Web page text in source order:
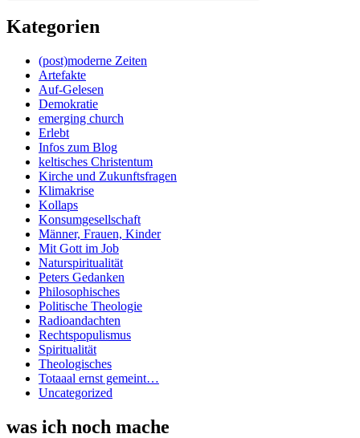
Kategorien
(post)moderne Zeiten
Artefakte
Auf-Gelesen
Demokratie
emerging church
Erlebt
Infos zum Blog
keltisches Christentum
Kirche und Zukunftsfragen
Klimakrise
Kollaps
Konsumgesellschaft
Männer, Frauen, Kinder
Mit Gott im Job
Naturspiritualität
Peters Gedanken
Philosophisches
Politische Theologie
Radioandachten
Rechtspopulismus
Spiritualität
Theologisches
Totaaal ernst gemeint…
Uncategorized
was ich noch mache